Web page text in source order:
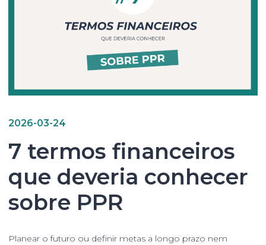
2026-03-24
7 termos financeiros
que deveria conhecer
sobre PPR
Planear o futuro ou definir metas a longo prazo nem